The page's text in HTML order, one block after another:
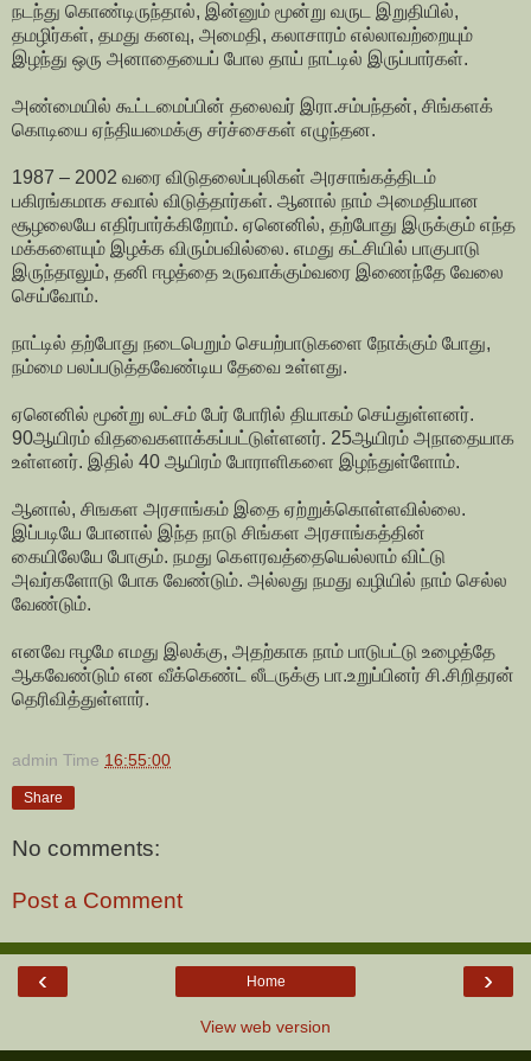
நடந்து கொண்டிருந்தால், இன்னும் மூன்று வருட இறுதியில்,
தமழிர்கள், தமது கனவு, அமைதி, கலாசாரம் எல்லாவற்றையும்
இழந்து ஒரு அனாதையைப் போல தாய் நாட்டில் இருப்பார்கள்.
அண்மையில் கூட்டமைப்பின் தலைவர் இரா.சம்பந்தன், சிங்களக்
கொடியை ஏந்தியமைக்கு சர்ச்சைகள் எழுந்தன.
1987 – 2002 வரை விடுதலைப்புலிகள் அரசாங்கத்திடம்
பகிரங்கமாக சவால் விடுத்தார்கள். ஆனால் நாம் அமைதியான
சூழலையே எதிர்பார்க்கிறோம். ஏனெனில், தற்போது இருக்கும் எந்த
மக்களையும் இழக்க விரும்பவில்லை. எமது கட்சியில் பாகுபாடு
இருந்தாலும், தனி ஈழத்தை உருவாக்கும்வரை இணைந்தே வேலை
செய்வோம்.
நாட்டில் தற்போது நடைபெறும் செயற்பாடுகளை நோக்கும் போது,
நம்மை பலப்படுத்தவேண்டிய தேவை உள்ளது.
ஏனெனில் மூன்று லட்சம் பேர் போரில் தியாகம் செய்துள்ளனர்.
90ஆயிரம் விதவைகளாக்கப்பட்டுள்ளனர். 25ஆயிரம் அநாதையாக
உள்ளனர். இதில் 40 ஆயிரம் போராளிகளை இழந்துள்ளோம்.
ஆனால், சிஙகள அரசாங்கம் இதை ஏற்றுக்கொள்ளவில்லை.
இப்படியே போனால் இந்த நாடு சிங்கள அரசாங்கத்தின்
கையிலேயே போகும். நமது கௌரவத்தையெல்லாம் விட்டு
அவர்களோடு போக வேண்டும். அல்லது நமது வழியில் நாம் செல்ல
வேண்டும்.
எனவே ஈழமே எமது இலக்கு, அதற்காக நாம் பாடுபட்டு உழைத்தே
ஆகவேண்டும் என வீக்கெண்ட் லீடருக்கு பா.உறுப்பினர் சி.சிறிதரன்
தெரிவித்துள்ளார்.
admin Time 16:55:00
Share
No comments:
Post a Comment
‹ ›
Home
View web version